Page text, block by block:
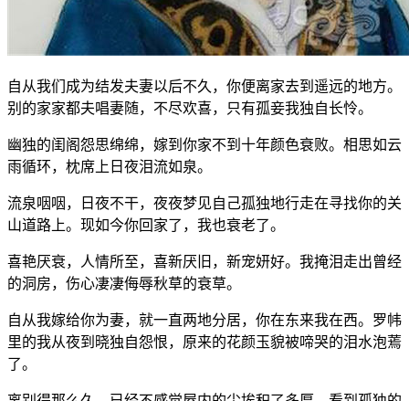
自从我们成为结发夫妻以后不久，你便离家去到遥远的地方。
别的家家都夫唱妻随，不尽欢喜，只有孤妾我独自长怜。
幽独的闺阁怨思绵绵，嫁到你家不到十年颜色衰败。相思如云
雨循环，枕席上日夜泪流如泉。
流泉咽咽，日夜不干，夜夜梦见自己孤独地行走在寻找你的关
山道路上。现如今你回家了，我也衰老了。
喜艳厌衰，人情所至，喜新厌旧，新宠妍好。我掩泪走出曾经
的洞房，伤心凄凄侮辱秋草的衰草。
自从我嫁给你为妻，就一直两地分居，你在东来我在西。罗帏
里的我从夜到晓独自怨恨，原来的花颜玉貌被啼哭的泪水泡蔫
了。